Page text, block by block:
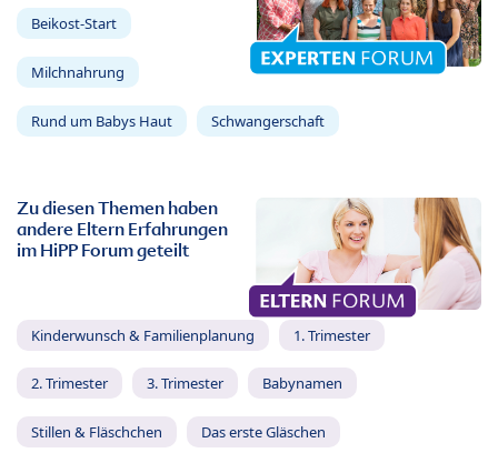
Beikost-Start
Milchnahrung
Rund um Babys Haut Schwangerschaft
Zu diesen Themen haben
andere Eltern Erfahrungen
im HiPP Forum geteilt
Kinderwunsch & Familienplanung 1. Trimester
2. Trimester 3. Trimester Babynamen
Stillen & Fläschchen Das erste Gläschen